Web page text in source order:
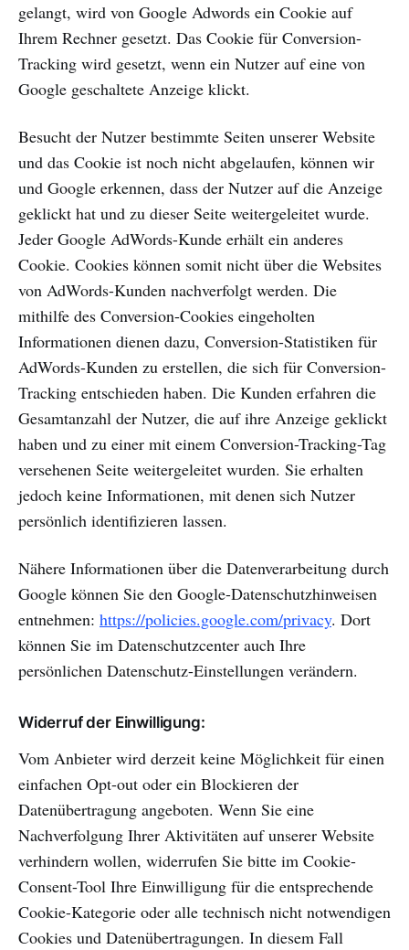
gelangt, wird von Google Adwords ein Cookie auf
Ihrem Rechner gesetzt. Das Cookie für Conversion-
Tracking wird gesetzt, wenn ein Nutzer auf eine von
Google geschaltete Anzeige klickt.
Besucht der Nutzer bestimmte Seiten unserer Website
und das Cookie ist noch nicht abgelaufen, können wir
und Google erkennen, dass der Nutzer auf die Anzeige
geklickt hat und zu dieser Seite weitergeleitet wurde.
Jeder Google AdWords-Kunde erhält ein anderes
Cookie. Cookies können somit nicht über die Websites
von AdWords-Kunden nachverfolgt werden. Die
mithilfe des Conversion-Cookies eingeholten
Informationen dienen dazu, Conversion-Statistiken für
AdWords-Kunden zu erstellen, die sich für Conversion-
Tracking entschieden haben. Die Kunden erfahren die
Gesamtanzahl der Nutzer, die auf ihre Anzeige geklickt
haben und zu einer mit einem Conversion-Tracking-Tag
versehenen Seite weitergeleitet wurden. Sie erhalten
jedoch keine Informationen, mit denen sich Nutzer
persönlich identifizieren lassen.
Nähere Informationen über die Datenverarbeitung durch
Google können Sie den Google-Datenschutzhinweisen
entnehmen: https://policies.google.com/privacy. Dort
können Sie im Datenschutzcenter auch Ihre
persönlichen Datenschutz-Einstellungen verändern.
Widerruf der Einwilligung:
Vom Anbieter wird derzeit keine Möglichkeit für einen
einfachen Opt-out oder ein Blockieren der
Datenübertragung angeboten. Wenn Sie eine
Nachverfolgung Ihrer Aktivitäten auf unserer Website
verhindern wollen, widerrufen Sie bitte im Cookie-
Consent-Tool Ihre Einwilligung für die entsprechende
Cookie-Kategorie oder alle technisch nicht notwendigen
Cookies und Datenübertragungen. In diesem Fall